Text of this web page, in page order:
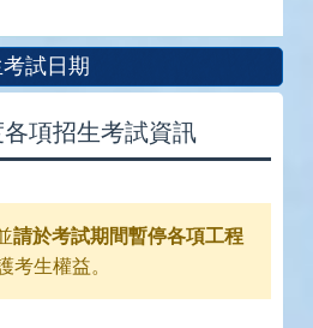
試日期
項招生考試資訊
請於考試期間暫停各項工程
考生權益。